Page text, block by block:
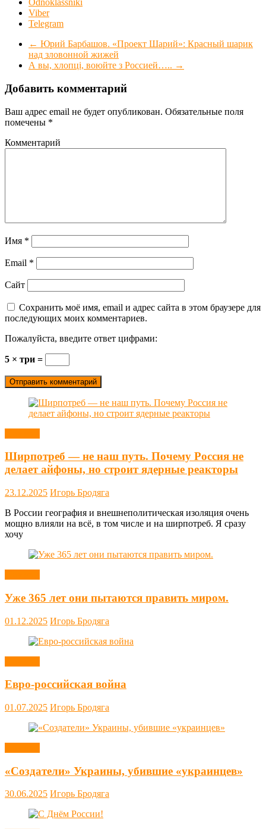
Odnoklassniki
Viber
Telegram
← Юрий Барбашов. «Проект Шарий»: Красный шарик
над зловонной жижей
А вы, хлопцi, воюйте з Россией….. →
Добавить комментарий
Ваш адрес email не будет опубликован. Обязательные поля
помечены *
Комментарий
Имя *
Email *
Сайт
Сохранить моё имя, email и адрес сайта в этом браузере для
последующих моих комментариев.
Пожалуйста, введите ответ цифрами:
5 × три =
Ширпотреб — не наш путь. Почему Россия не
делает айфоны, но строит ядерные реакторы
23.12.2025 Игорь Бродяга
В России география и внешнеполитическая изоляция очень
мощно влияли на всё, в том числе и на ширпотреб. Я сразу
хочу
Уже 365 лет они пытаются править миром.
01.12.2025 Игорь Бродяга
Евро-российская война
01.07.2025 Игорь Бродяга
«Создатели» Украины, убившие «украинцев»
30.06.2025 Игорь Бродяга